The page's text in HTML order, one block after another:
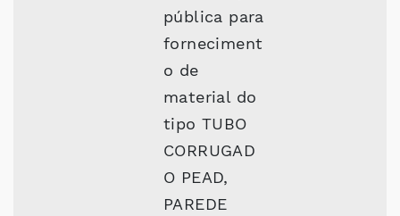
pública para
forneciment
o de
material do
tipo TUBO
CORRUGAD
O PEAD,
PAREDE